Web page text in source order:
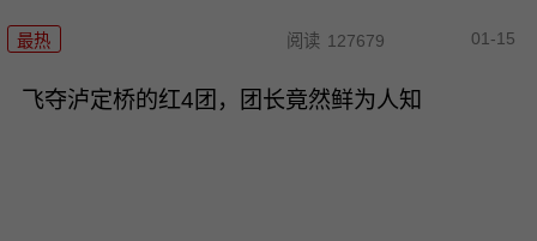
最热 阅读 127679 01-15
飞夺泸定桥的红4团，团长竟然鲜为人知